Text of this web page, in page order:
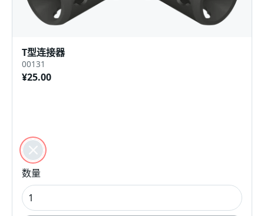
T型连接器
00131
¥25.00
颜色
黑色的
数量